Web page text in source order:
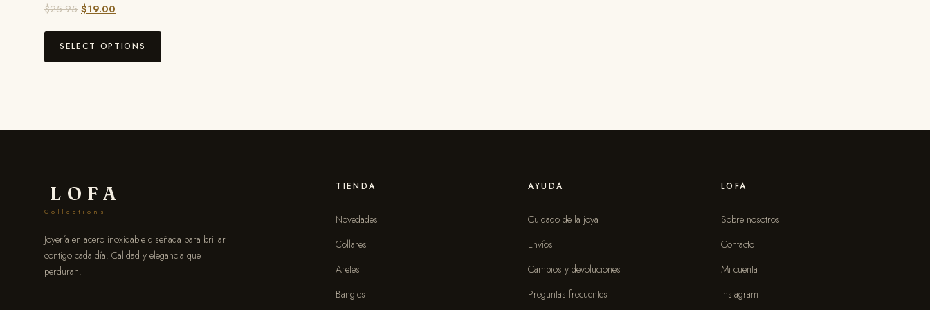
$25.95 $19.00
SELECT OPTIONS
LOFA
Collections
Joyería en acero inoxidable diseñada para brillar
contigo cada día. Calidad y elegancia que
perduran.
TIENDA
Novedades
Collares
Aretes
Bangles
AYUDA
Cuidado de la joya
Envíos
Cambios y devoluciones
Preguntas frecuentes
LOFA
Sobre nosotros
Contacto
Mi cuenta
Instagram